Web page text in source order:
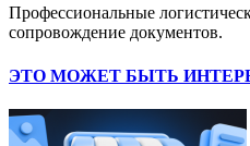
Профессиональные
сопровождение документов.
ЭТО МОЖЕТ БЫТЬ